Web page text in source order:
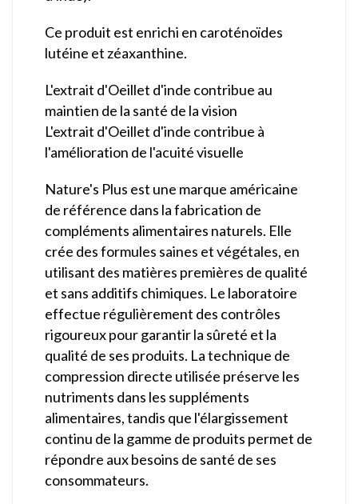
Ce produit est enrichi en caroténoïdes
lutéine et zéaxanthine.
L'extrait d'Oeillet d'inde contribue au
maintien de la santé de la vision
L'extrait d'Oeillet d'inde contribue à
l'amélioration de l'acuité visuelle
Nature's Plus est une marque américaine
de référence dans la fabrication de
compléments alimentaires naturels. Elle
crée des formules saines et végétales, en
utilisant des matières premières de qualité
et sans additifs chimiques. Le laboratoire
effectue régulièrement des contrôles
rigoureux pour garantir la sûreté et la
qualité de ses produits. La technique de
compression directe utilisée préserve les
nutriments dans les suppléments
alimentaires, tandis que l'élargissement
continu de la gamme de produits permet de
répondre aux besoins de santé de ses
consommateurs.